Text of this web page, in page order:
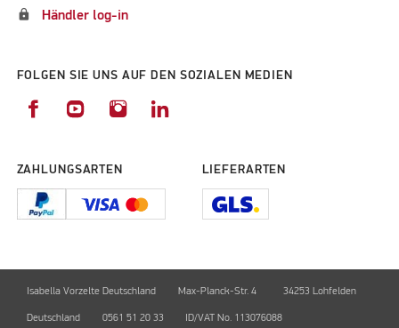
lock Händler log-in
FOLGEN SIE UNS AUF DEN SOZIALEN MEDIEN
ZAHLUNGSARTEN LIEFERARTEN
Isabella Vorzelte Deutschland Max-Planck-Str. 4 34253 Lohfelden
Deutschland 0561 51 20 33 ID/VAT No. 113076088